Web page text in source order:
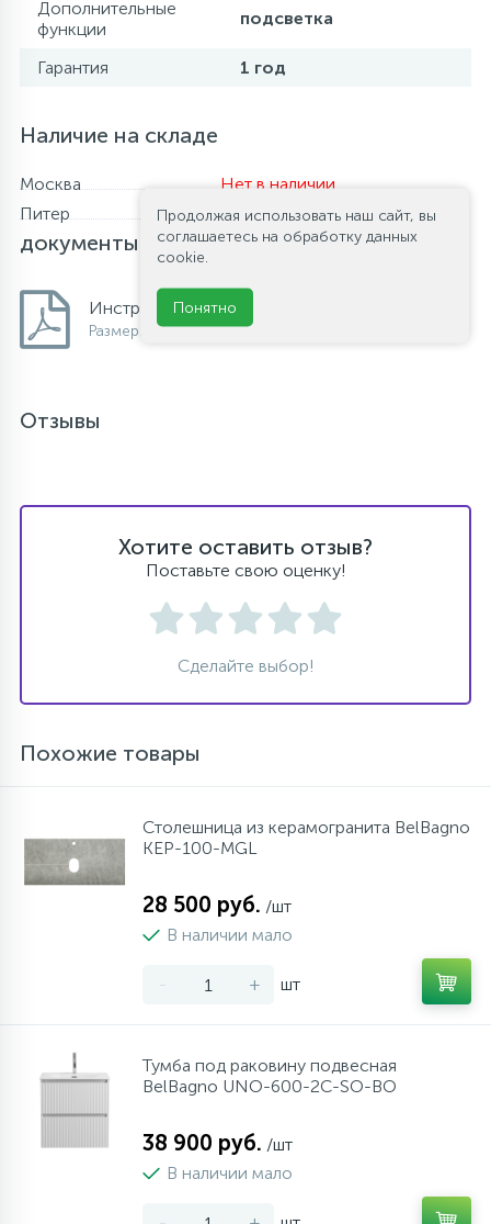
Дополнительные
функции
подсветка
Гарантия 1 год
Наличие на складе
Москва
Нет в наличии
Питер
Нет в наличииФайлы и
документы
Инструкция по установке.
Размер: 493.2 Кб
Отзывы
Хотите оставить отзыв?
Поставьте свою оценку!
Сделайте выбор!
Похожие товары
Столешница из керамогранита BelBagno
KEP-100-MGL
28 500 руб. /шт
В наличии мало
- + шт
Тумба под раковину подвесная
BelBagno UNO-600-2C-SO-BO
38 900 руб. /шт
В наличии мало
Продолжая использовать наш сайт, вы
соглашаетесь на обработку данных
cookie.
Понятно